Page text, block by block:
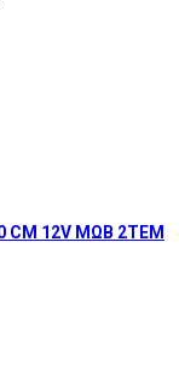
CM 12V ΜΩΒ 2ΤΕΜ